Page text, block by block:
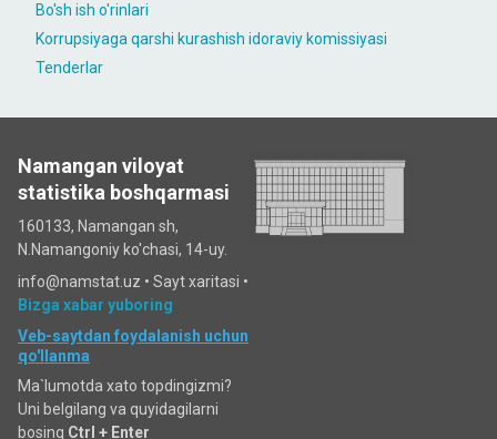
Bo'sh ish o'rinlari
Korrupsiyaga qarshi kurashish idoraviy komissiyasi
Tenderlar
Namangan viloyat
statistika boshqarmasi
160133, Namangan sh,
N.Namangoniy ko'chasi, 14-uy.
info@namstat.uz • Sayt xaritasi •
Bizga xabar yuboring
Veb-saytdan foydalanish uchun
qo'llanma
Ma`lumotda xato topdingizmi?
Uni belgilang va quyidagilarni
bosing Ctrl + Enter